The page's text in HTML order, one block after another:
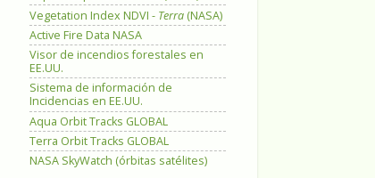
Vegetation Index NDVI - Terra (NASA)
Active Fire Data NASA
Visor de incendios forestales en
EE.UU.
Sistema de información de
Incidencias en EE.UU.
Aqua Orbit Tracks GLOBAL
Terra Orbit Tracks GLOBAL
NASA SkyWatch (órbitas satélites)